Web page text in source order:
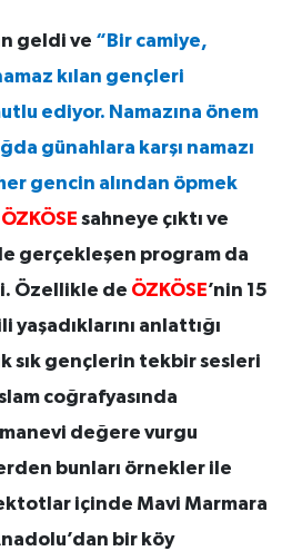
geldi ve “Bir camiye,
kılan gençleri
ediyor. Namazına önem
günahlara karşı namazı
gencin alından öpmek
sahneye çıktı ve
gerçekleşen program da
Özellikle de ÖZKÖSE’nin 15
anlattığı
sık gençlerin tekbir sesleri
coğrafyasında
değere vurgu
bunları örnekler ile
içinde Mavi Marmara
bir köy